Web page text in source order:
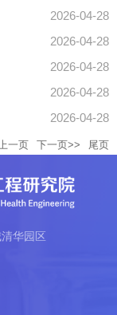
2026-04-28
2026-04-28
2026-04-28
2026-04-28
2026-04-28
一页 下一页>> 尾页
华园区